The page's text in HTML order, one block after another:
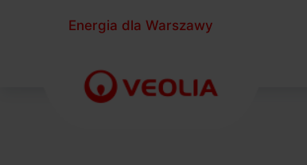
Energia dla Warszawy